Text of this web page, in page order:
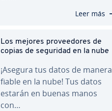
Leer más
Los mejores pro­vee­do­res de
copias de seguridad en la nube
¡Asegura tus datos de manera
fiable en la nube! Tus datos
estarán en buenas manos
con…